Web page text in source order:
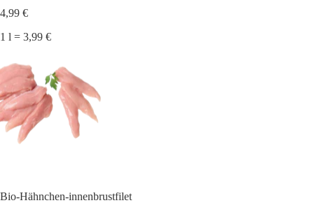
4,99 €
1 l = 3,99 €
Bio-Hähnchen-innenbrustfilet